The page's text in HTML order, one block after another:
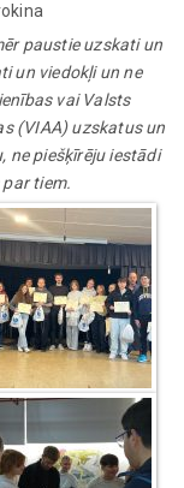
paustie uzskati un
un viedokļi un ne
vai Valsts
(VIAA) uzskatus un
ne piešķīrēju iestādi
tiem.